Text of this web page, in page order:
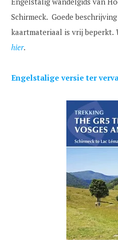
Schirmeck. Goede
kaartmateriaal is vrij beperkt.
hier.
Engelstalige versie ter